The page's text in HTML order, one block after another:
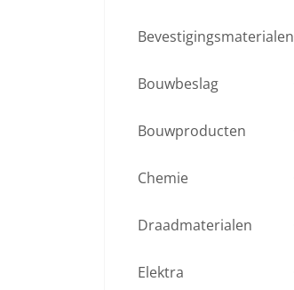
Bevestigingsmaterialen
Bouwbeslag
Bouwproducten
Chemie
Draadmaterialen
Elektra